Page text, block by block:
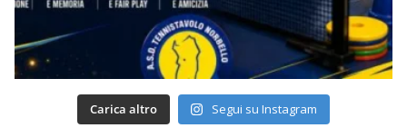
Carica altro Segui su Instagram